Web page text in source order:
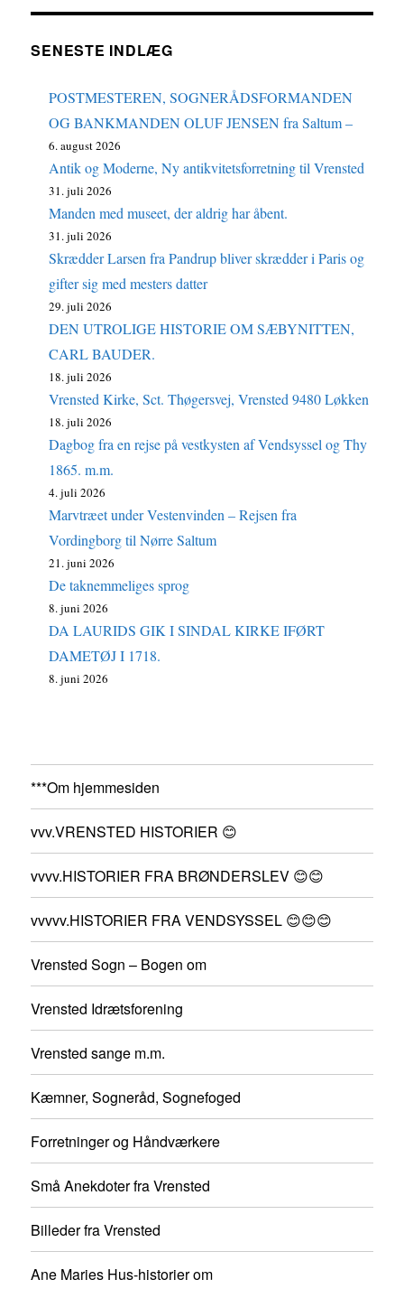
SENESTE INDLÆG
POSTMESTEREN, SOGNERÅDSFORMANDEN
OG BANKMANDEN OLUF JENSEN fra Saltum –
6. august 2026
Antik og Moderne, Ny antikvitetsforretning til Vrensted
31. juli 2026
Manden med museet, der aldrig har åbent.
31. juli 2026
Skrædder Larsen fra Pandrup bliver skrædder i Paris og
gifter sig med mesters datter
29. juli 2026
DEN UTROLIGE HISTORIE OM SÆBYNITTEN,
CARL BAUDER.
18. juli 2026
Vrensted Kirke, Sct. Thøgersvej, Vrensted 9480 Løkken
18. juli 2026
Dagbog fra en rejse på vestkysten af Vendsyssel og Thy
1865. m.m.
4. juli 2026
Marvtræet under Vestenvinden – Rejsen fra
Vordingborg til Nørre Saltum
21. juni 2026
De taknemmeliges sprog
8. juni 2026
DA LAURIDS GIK I SINDAL KIRKE IFØRT
DAMETØJ I 1718.
8. juni 2026
***Om hjemmesiden
vvv.VRENSTED HISTORIER 😊
vvvv.HISTORIER FRA BRØNDERSLEV 😊😊
vvvvv.HISTORIER FRA VENDSYSSEL 😊😊😊
Vrensted Sogn – Bogen om
Vrensted Idrætsforening
Vrensted sange m.m.
Kæmner, Sogneråd, Sognefoged
Forretninger og Håndværkere
Små Anekdoter fra Vrensted
Billeder fra Vrensted
Ane Maries Hus-historier om